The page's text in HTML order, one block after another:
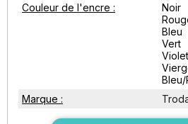
Couleur de l'encre :
Noir
Bleu
Vert
Violet
Bleu/
Marque :